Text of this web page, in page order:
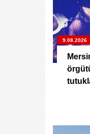
9.08.2026